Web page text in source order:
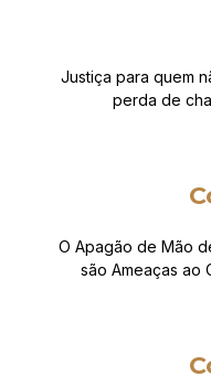
Justiça para quem
perda de
O Apagão de Mão
são Ameaças ao